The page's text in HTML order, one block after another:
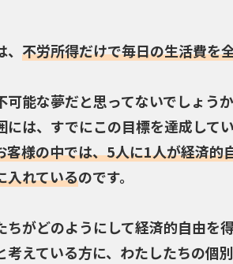
、不労所得だけで毎日の生活費を
可能な夢だと思ってないでしょう
は、すでにこの目標を達成して
客様の中では、5人に1人が経済
入れているのです。
ちがどのようにして経済的自由を
考えている方に、わたしたちの個